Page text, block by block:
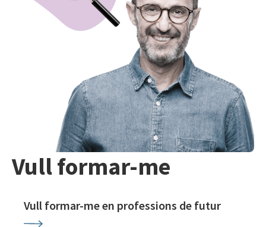
Vull formar-me
Vull formar-me en professions de futur